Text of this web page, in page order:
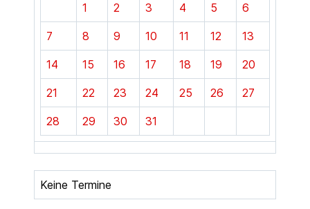
1 2 3 4 5 6
7 8 9 10 11 12 13
14 15 16 17 18 19 20
21 22 23 24 25 26 27
28 29 30 31
Keine Termine